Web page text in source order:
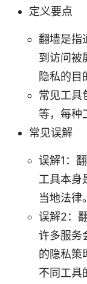
定义要点
翻墙是指
到访问被
隐私的目
常见工具
等，每种
常见误解
误解1：
工具本身
当地法律。
误解2：
许多服务
的隐私策
不同工具